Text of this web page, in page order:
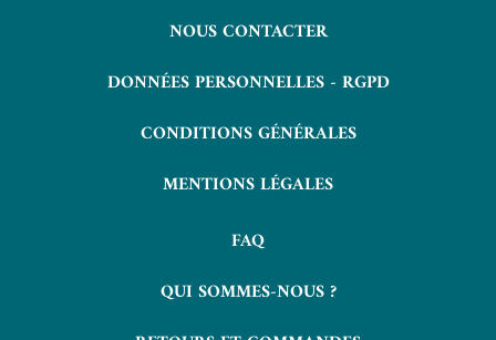
NOUS CONTACTER
DONNÉES PERSONNELLES - RGPD
CONDITIONS GÉNÉRALES
MENTIONS LÉGALES
FAQ
QUI SOMMES-NOUS ?